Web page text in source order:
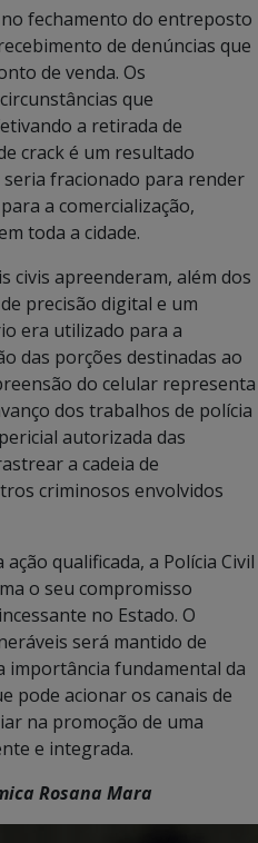
fechamento do entreposto
de denúncias que
de venda. Os
que
a retirada de
crack é um resultado
fracionado para render
a comercialização,
toda a cidade.
civis apreenderam, além dos
precisão digital e um
era utilizado para a
das porções destinadas ao
do celular representa
dos trabalhos de polícia
autorizada das
a cadeia de
criminosos envolvidos
qualificada, a Polícia Civil
o seu compromisso
no Estado. O
será mantido de
fundamental da
pode acionar os canais de
na promoção de uma
e integrada.
Rosana Mara